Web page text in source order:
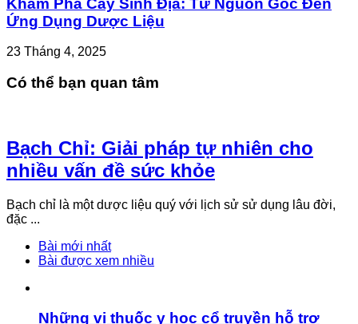
Ứng Dụng Dược Liệu
23 Tháng 4, 2025
Có thể bạn quan tâm
Bạch Chỉ: Giải pháp tự nhiên cho
nhiều vấn đề sức khỏe
Bạch chỉ là một dược liệu quý với lịch sử sử dụng lâu đời,
đặc ...
Bài mới nhất
Bài được xem nhiều
Những vị thuốc y học cổ truyền hỗ trợ